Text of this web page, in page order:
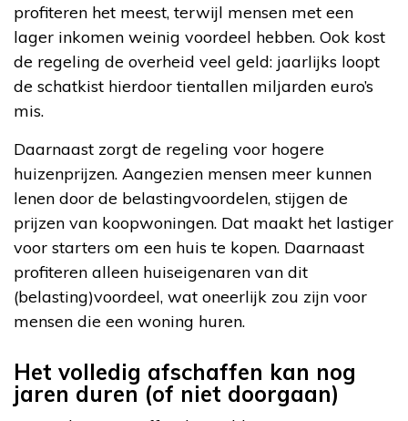
profiteren het meest, terwijl mensen met een
lager inkomen weinig voordeel hebben. Ook kost
de regeling de overheid veel geld: jaarlijks loopt
de schatkist hierdoor tientallen miljarden euro’s
mis.
Daarnaast zorgt de regeling voor hogere
huizenprijzen. Aangezien mensen meer kunnen
lenen door de belastingvoordelen, stijgen de
prijzen van koopwoningen. Dat maakt het lastiger
voor starters om een huis te kopen. Daarnaast
profiteren alleen huiseigenaren van dit
(belasting)voordeel, wat oneerlijk zou zijn voor
mensen die een woning huren.
Het volledig afschaffen kan nog
jaren duren (of niet doorgaan)